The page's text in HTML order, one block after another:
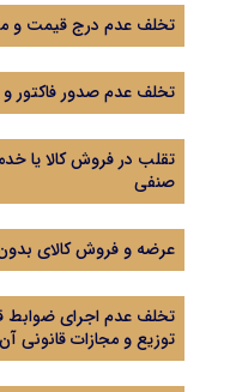
تخلف عدم درج قیمت و
تخلف عدم صدور فاکتور
تقلب در فروش کالا یا
صنفی
عرضه و فروش کالای
تخلف عدم اجرای ضوابط
توزیع و مجازات قانونی آن